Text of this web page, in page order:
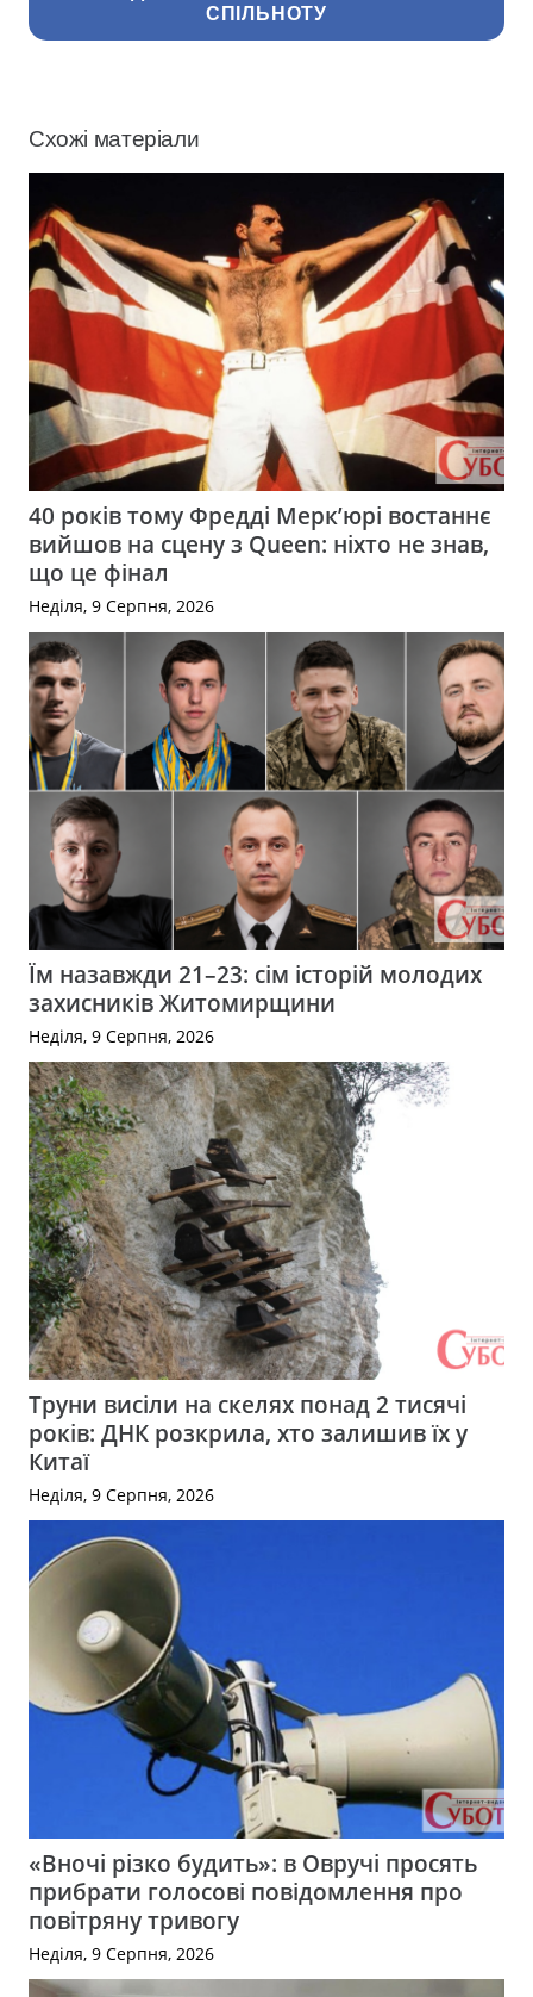
СПІЛЬНОТУ
Схожі матеріали
40 років тому Фредді Мерк’юрі востаннє
вийшов на сцену з Queen: ніхто не знав,
що це фінал
Неділя, 9 Серпня, 2026
Їм назавжди 21–23: сім історій молодих
захисників Житомирщини
Неділя, 9 Серпня, 2026
Труни висіли на скелях понад 2 тисячі
років: ДНК розкрила, хто залишив їх у
Китаї
Неділя, 9 Серпня, 2026
«Вночі різко будить»: в Овручі просять
прибрати голосові повідомлення про
повітряну тривогу
Неділя, 9 Серпня, 2026